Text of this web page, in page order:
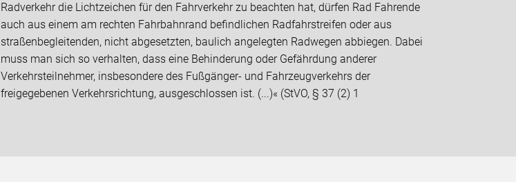
Radverkehr die Lichtzeichen für den Fahrverkehr zu beachten hat, dürfen Rad Fahrende
auch aus einem am rechten Fahrbahnrand befindlichen Radfahrstreifen oder aus
straßenbegleitenden, nicht abgesetzten, baulich angelegten Radwegen abbiegen. Dabei
muss man sich so verhalten, dass eine Behinderung oder Gefährdung anderer
Verkehrsteilnehmer, insbesondere des Fußgänger- und Fahrzeugverkehrs der
freigegebenen Verkehrsrichtung, ausgeschlossen ist. (...)« (StVO, § 37 (2) 1